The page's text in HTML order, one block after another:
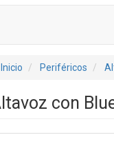
Inicio Periféricos
con